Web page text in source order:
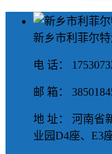
新乡市利菲尔
电 话：
邮 箱：
地 址： 河南省
业园D4座、E3